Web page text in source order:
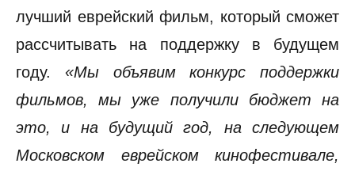
лучший еврейский фильм, который сможет
рассчитывать на поддержку в будущем
году. «Мы объявим конкурс поддержки
фильмов, мы уже получили бюджет на
это, и на будущий год, на следующем
Московском еврейском кинофестивале,